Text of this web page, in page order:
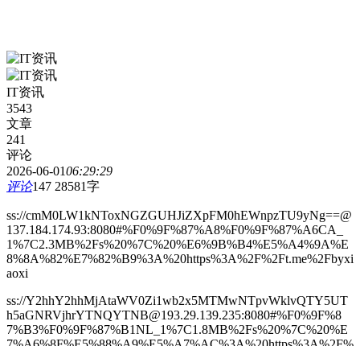
IT资讯
3543
文章
241
评论
2026-06-0106:29:29
评论147 28581字
ss://cmM0LW1kNToxNGZGUHJiZXpFM0hEWnpzTU9yNg==@
137.184.174.93:8080#%F0%9F%87%A8%F0%9F%87%A6CA_
1%7C2.3MB%2Fs%20%7C%20%E6%9B%B4%E5%A4%9A%E
8%8A%82%E7%82%B9%3A%20https%3A%2F%2Ft.me%2Fbyxi
aoxi
ss://Y2hhY2hhMjAtaWV0Zi1wb2x5MTMwNTpvWklvQTY5UT
h5aGNRVjhrYTNQYTNB@193.29.139.235:8080#%F0%9F%8
7%B3%F0%9F%87%B1NL_1%7C1.8MB%2Fs%20%7C%20%E